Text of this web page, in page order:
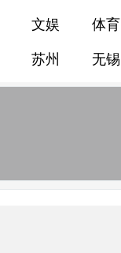
文娱 体育
苏州 无锡